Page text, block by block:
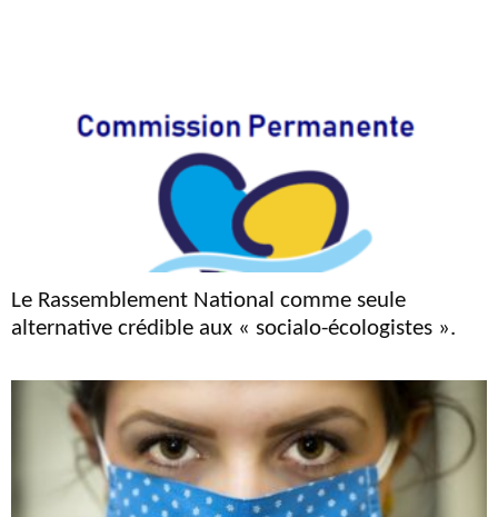
Le Rassemblement National comme seule
alternative crédible aux « socialo-écologistes ».